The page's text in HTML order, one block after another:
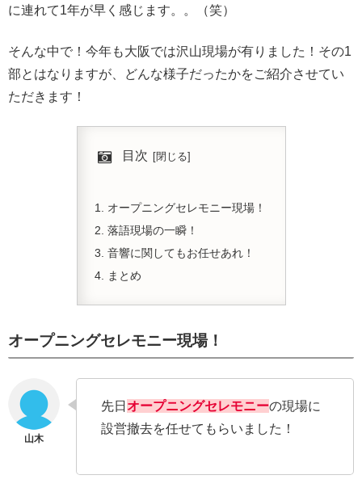
に連れて1年が早く感じます。。（笑）
そんな中で！今年も大阪では沢山現場が有りました！その1
部とはなりますが、どんな様子だったかをご紹介させてい
ただきます！
目次
オープニングセレモニー現場！
落語現場の一瞬！
音響に関してもお任せあれ！
まとめ
オープニングセレモニー現場！
先日 オープニングセレモニーの現場に
設営撤去を任せてもらいました！